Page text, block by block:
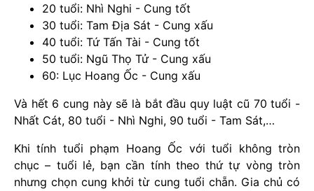
20 tuổi: Nhì Nghi - Cung tốt
30 tuổi: Tam Địa Sát - Cung xấu
40 tuổi: Tứ Tấn Tài - Cung tốt
50 tuổi: Ngũ Thọ Tử - Cung xấu
60: Lục Hoang Ốc - Cung xấu
Và hết 6 cung này sẽ là bắt đầu quy luật cũ 70 tuổi -
Nhất Cát, 80 tuổi - Nhì Nghi, 90 tuổi - Tam Sát,…
Khi tính tuổi phạm Hoang Ốc với tuổi không tròn
chục – tuổi lẻ, bạn cần tính theo thứ tự vòng tròn
nhưng chọn cung khởi từ cung tuổi chẵn. Gia chủ có